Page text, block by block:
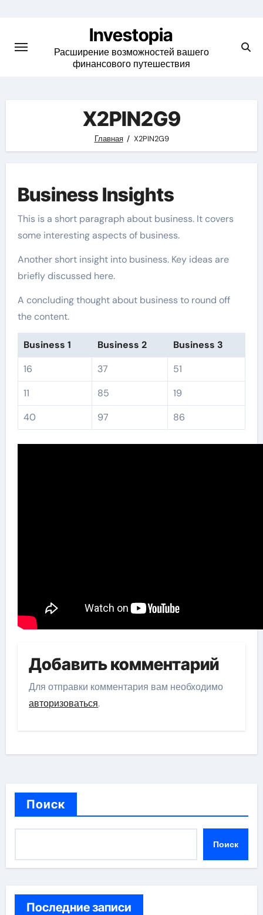
content
Investopia
Расширение возможностей вашего
финансового путешествия
X2PIN2G9
Главная X2PIN2G9
Business Insights
This is a short paragraph about business. It covers
some interesting aspects of business.
Another short insight into business. Key ideas are
briefly discussed here.
A concluding thought about business to round off
the content.
Business 1 Business 2
Business 3
16
37
51
11
85
19
40
97 86
Добавить комментарий
Для отправки комментария вам необходимо
авторизоваться.
Поиск
Поиск
Последние записи